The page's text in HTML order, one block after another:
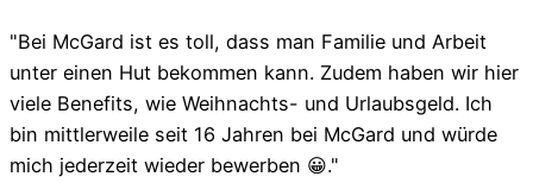
"Bei McGard ist es toll, dass man Familie und Arbeit
unter einen Hut bekommen kann. Zudem haben wir hier
viele Benefits, wie Weihnachts- und Urlaubsgeld. Ich
bin mittlerweile seit 16 Jahren bei McGard und würde
mich jederzeit wieder bewerben 😀."